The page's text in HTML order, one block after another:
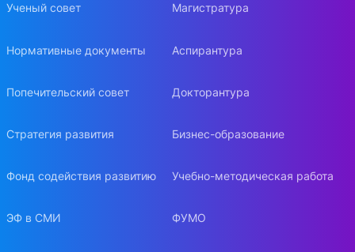
Ученый совет
Нормативные документы
Попечительский совет
Стратегия развития
Фонд содействия развитию
ЭФ в СМИ
Магистратура
Аспирантура
Докторантура
Бизнес-образование
Учебно-методическая работа
ФУМО